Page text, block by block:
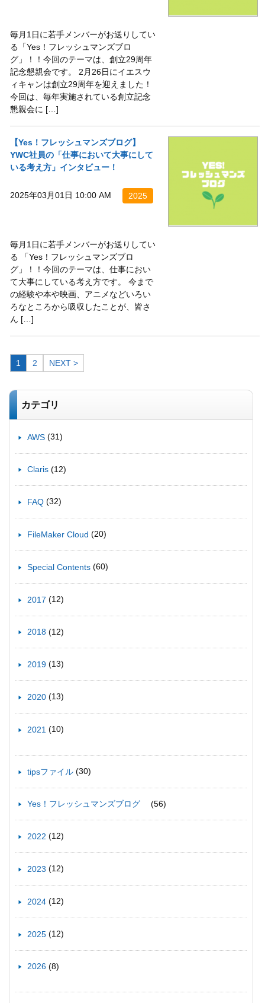
毎月1日に若手メンバーがお送りしてい
る「Yes！フレッシュマンズブロ
グ」！！今回のテーマは、創立29周年
記念懇親会です。 2月26日にイエスウ
ィキャンは創立29周年を迎えました！
今回は、毎年実施されている創立記念
懇親会に […]
【Yes！フレッシュマンズブログ】
YWC社員の「仕事において大事にして
いる考え方」インタビュー！
2025年03月01日 10:00 AM 2025
毎月1日に若手メンバーがお送りしてい
る 「Yes！フレッシュマンズブロ
グ」！！今回のテーマは、仕事におい
て大事にしている考え方です。 今まで
の経験や本や映画、アニメなどいろい
ろなところから吸収したことが、皆さ
ん […]
1 2 NEXT >
カテゴリ
AWS (31)
Claris (12)
FAQ (32)
FileMaker Cloud (20)
Special Contents (60)
2017 (12)
2018 (12)
2019 (13)
2020 (13)
2021 (10)
tipsファイル (30)
Yes！フレッシュマンズブログ (56)
2022 (12)
2023 (12)
2024 (12)
2025 (12)
2026 (8)